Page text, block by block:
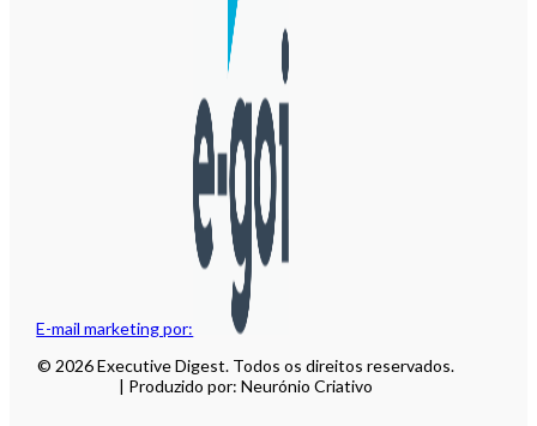
E-mail marketing por:
© 2026 Executive Digest. Todos os direitos reservados.
| Produzido por: Neurónio Criativo